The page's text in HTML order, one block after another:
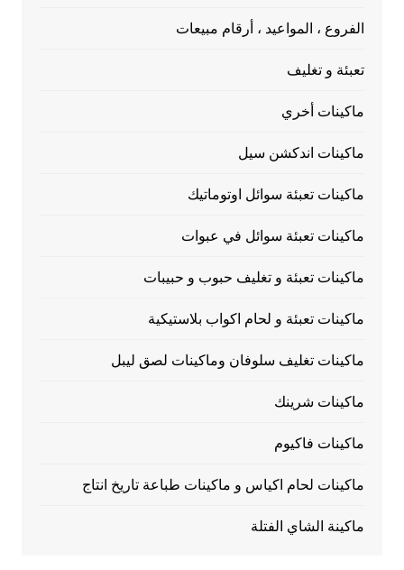
الفروع ، المواعيد ، أرقام مبيعات
تعبئة و تغليف
ماكينات أخري
ماكينات اندكشن سيل
ماكينات تعبئة سوائل اوتوماتيك
ماكينات تعبئة سوائل في عبوات
ماكينات تعبئة و تغليف حبوب و حبيبات
ماكينات تعبئة و لحام اكواب بلاستيكية
ماكينات تغليف سلوفان وماكينات لصق ليبل
ماكينات شرينك
ماكينات فاكيوم
ماكينات لحام اكياس و ماكينات طباعة تاريخ انتاج
ماكينة الشاي الفتلة